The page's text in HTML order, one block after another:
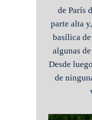
de París
parte alta
basílica
algunas
Desde
de